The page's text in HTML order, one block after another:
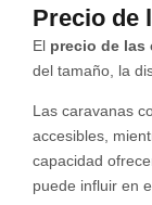
Precio de
El precio de las
del tamaño, la
Las caravanas
accesibles,
capacidad
puede influir en